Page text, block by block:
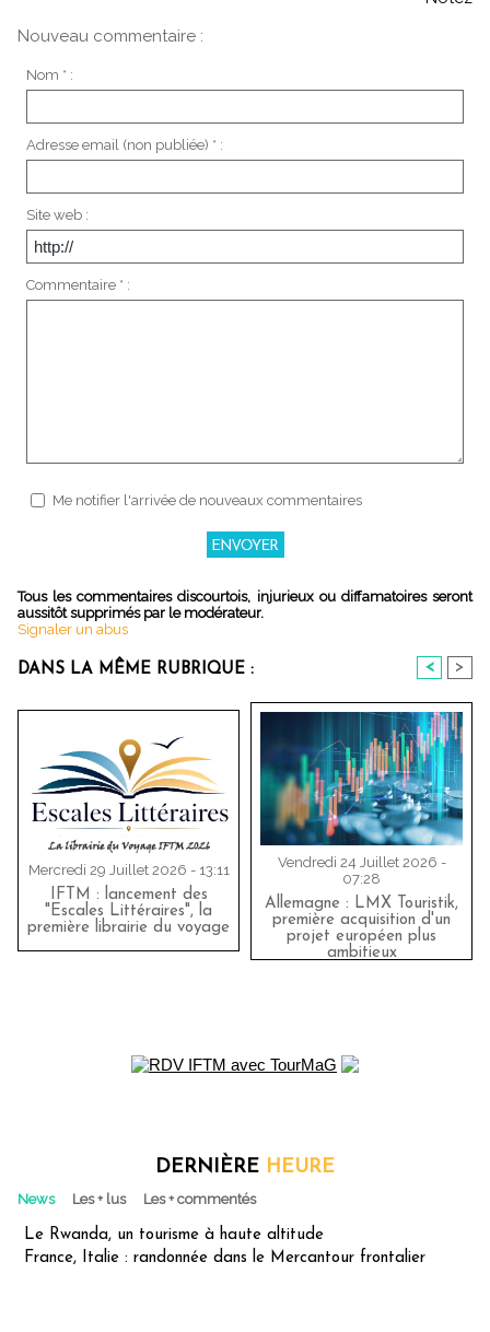
Nouveau commentaire :
Nom * :
Adresse email (non publiée) * :
Site web :
Commentaire * :
Me notifier l'arrivée de nouveaux commentaires
Tous les commentaires discourtois, injurieux ou diffamatoires seront
aussitôt supprimés par le modérateur.
Signaler un abus
DANS LA MÊME RUBRIQUE : < >
Mercredi 29 Juillet 2026 - 13:11
IFTM : lancement des
"Escales Littéraires", la
première librairie du voyage
Vendredi 24 Juillet 2026 -
07:28
Allemagne : LMX Touristik,
première acquisition d'un
projet européen plus
ambitieux
DERNIÈRE HEURE
News Les + lus Les + commentés
Le Rwanda, un tourisme à haute altitude
France, Italie : randonnée dans le Mercantour frontalier